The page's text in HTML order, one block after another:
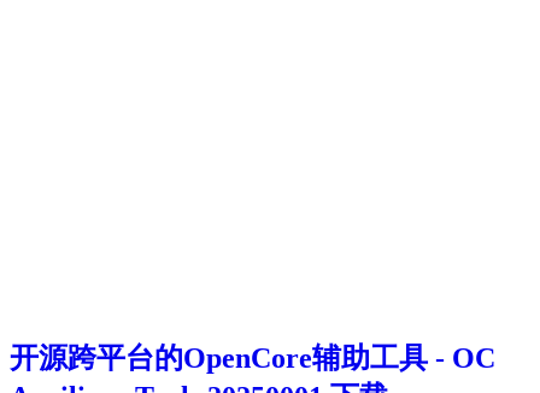
开源跨平台的OpenCore辅助工具 - OC